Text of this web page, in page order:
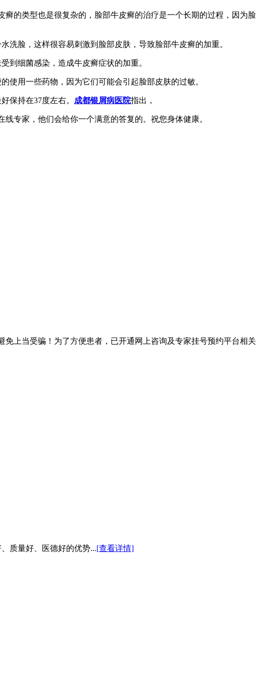
的类型也是很复杂的，脸部牛皮癣的治疗是一个长期的过程，因为脸
洗脸，这样很容易刺激到脸部皮肤，导致脸部牛皮癣的加重。
到细菌感染，造成牛皮癣症状的加重。
使用一些药物，因为它们可能会引起脸部皮肤的过敏。
保持在37度左右。 成都银屑病医院指出，
专家，他们会给你一个满意的答复的。祝您身体健康。
上当受骗！为了方便患者，已开通网上咨询及专家挂号预约平台相关
质量好、医德好的优势...[查看详情]